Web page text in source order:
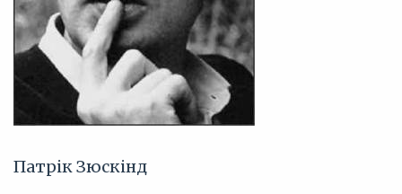
Патрік Зюскінд